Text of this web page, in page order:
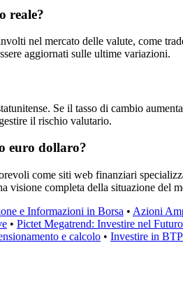
reale?
nel mercato delle valute, come
aggiornati sulle ultime variazioni.
Se il tasso di cambio
il rischio valutario.
euro dollaro?
come siti web finanziari
visione completa della situazione del
e Informazioni in Borsa • Azioni
• Pictet Megatrend: Investire nel
e calcolo • Investire in